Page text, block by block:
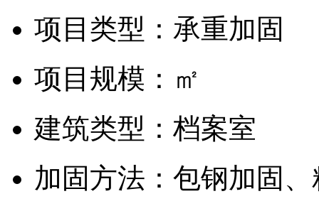
项目类型： 承重加固
项目规模： ㎡
建筑类型： 档案室
加固方法： 包钢加固